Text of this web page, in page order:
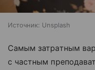
Источник: Unsplash
Самым затратным
с частным